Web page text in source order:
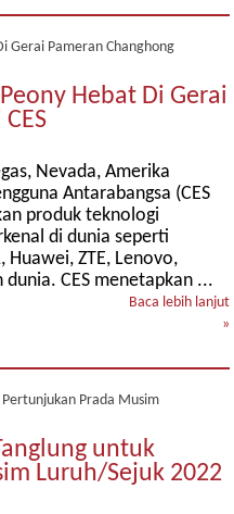
Hebat Di Gerai
Nevada, Amerika
Antarabangsa (CES
produk teknologi
di dunia seperti
Huawei, ZTE, Lenovo,
dunia. CES menetapkan ...
Baca lebih lanjut
»
untuk
Luruh/Sejuk 2022